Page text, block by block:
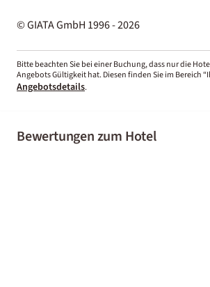
© GIATA GmbH 1996 - 2026
Bitte beachten Sie bei einer Buchung, dass nur die
Angebots Gültigkeit hat. Diesen finden Sie im Bereich
Angebotsdetails.
Bewertungen zum Hotel